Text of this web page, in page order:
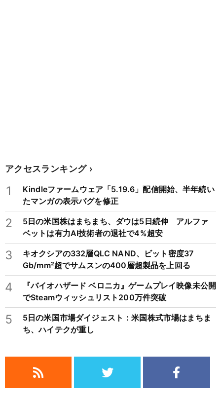
アクセスランキング
1
Kindleファームウェア「5.19.6」配信開始、半年続い
たマンガの表示バグを修正
2
5日の米国株はまちまち、ダウは5日続伸 アルファ
ベットは有力AI技術者の退社で4%超安
3
キオクシアの332層QLC NAND、ビット密度37
Gb/mm²超でサムスンの400層超製品を上回る
4
『バイオハザード ベロニカ』ゲームプレイ映像未公開
でSteamウィッシュリスト200万件突破
5
5日の米国市場ダイジェスト：米国株式市場はまちま
ち、ハイテクが重し